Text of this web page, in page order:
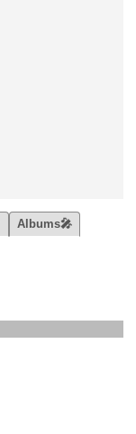
Albums🎤